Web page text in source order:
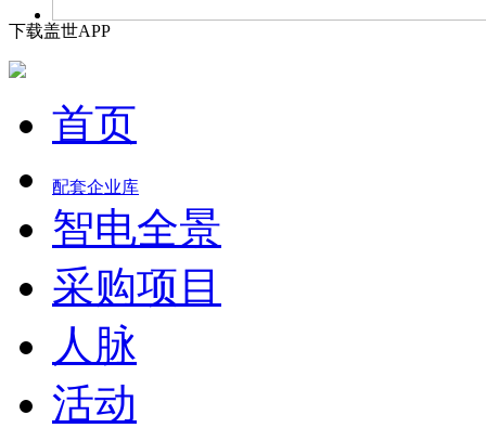
下载盖世APP
首页
配套企业库
智电全景
采购项目
人脉
活动